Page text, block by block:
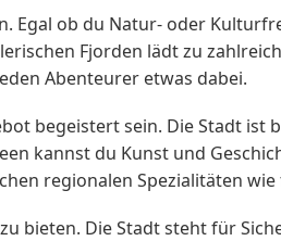
Egal ob du Natur- oder
Fjorden lädt zu
Abenteurer etwas dabei.
begeistert sein. Die Stadt ist
kannst du Kunst und
regionalen Spezialitäten
bieten. Die Stadt steht für